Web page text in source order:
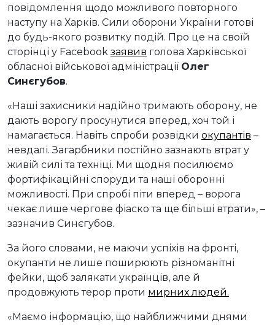
повідомлення щодо можливого повторного
наступу на Харків. Сили оборони України готові
до будь-якого розвитку подій. Про це на своїй
сторінці у Facebook заявив голова Харківської
обласної військової адміністрації Олег
Синєгубов.
«Наші захисники надійно тримають оборону, не
дають ворогу просунутися вперед, хоч той і
намагається. Навіть спроби розвідки окупантів –
невдалі. Загарбники постійно зазнають втрат у
живій силі та техніці. Ми щодня посилюємо
фортифікаційні споруди та наші оборонні
можливості. При спробі піти вперед – ворога
чекає лише чергове фіаско та ще більші втрати», –
зазначив Синєгубов.
За його словами, не маючи успіхів на фронті,
окупанти не лише поширюють різноманітні
фейки, щоб залякати українців, але й
продовжують терор проти мирних людей.
«Маємо інформацію, що найближчими днями